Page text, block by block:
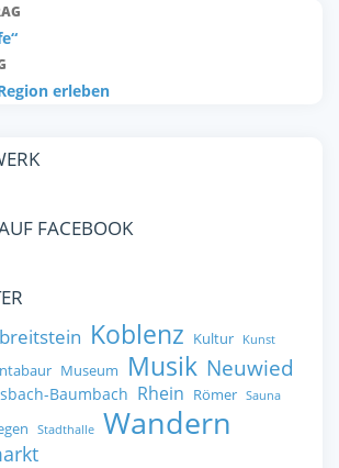
erleben
FACEBOOK
Koblenz Kultur Kunst
Museum Musik Neuwied
Baumbach Rhein Römer Sauna
Stadthalle Wandern